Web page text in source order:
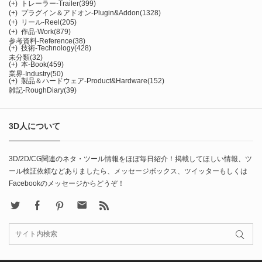
(+)
トレーラー-Trailer(399)
(+) プラグイン＆アドオン-Plugin&Addon(1328)
(+) リール-Reel(205)
(+) 作品-Work(879)
参考資料-Reference(38)
(+) 技術-Technology(428)
未分類(32)
(+) 本-Book(459)
業界-Industry(50)
(+) 製品＆ハードウェア-Product&Hardware(152)
雑記-RoughDiary(39)
3D人について
3D/2D/CG関連のネタ・ツール情報をほぼ毎日紹介！掲載してほしい情報、ツ
ール検証依頼などありましたら、メッセージボックス、ツイッターもしくは
Facebookのメッセージからどうぞ！
FacebookPinterest Contact